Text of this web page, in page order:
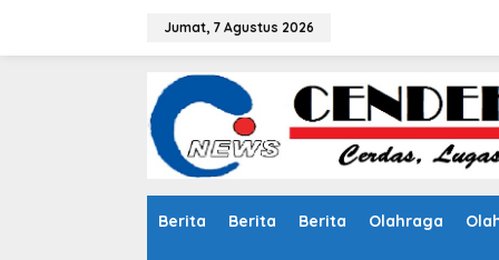
Jumat, 7 Agustus 2026
Berita Berita Berita Olahraga